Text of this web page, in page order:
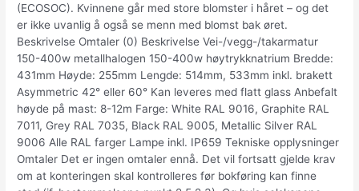
(ECOSOC). Kvinnene går med store blomster i håret – og det
er ikke uvanlig å også se menn med blomst bak øret.
Beskrivelse Omtaler (0) Beskrivelse Vei-/vegg-/takarmatur
150-400w metallhalogen 150-400w høytrykknatrium Bredde:
431mm Høyde: 255mm Lengde: 514mm, 533mm inkl. brakett
Asymmetric 42° eller 60° Kan leveres med flatt glass Anbefalt
høyde på mast: 8-12m Farge: White RAL 9016, Graphite RAL
7011, Grey RAL 7035, Black RAL 9005, Metallic Silver RAL
9006 Alle RAL farger Lampe inkl. IP659 Tekniske opplysninger
Omtaler Det er ingen omtaler ennå. Det vil fortsatt gjelde krav
om at konteringen skal kontrolleres før bokføring kan finne